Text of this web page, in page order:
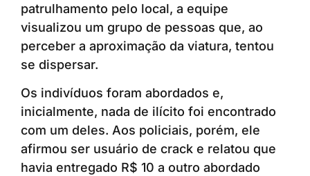
patrulhamento pelo local, a equipe
visualizou um grupo de pessoas que, ao
perceber a aproximação da viatura, tentou
se dispersar.
Os indivíduos foram abordados e,
inicialmente, nada de ilícito foi encontrado
com um deles. Aos policiais, porém, ele
afirmou ser usuário de crack e relatou que
havia entregado R$ 10 a outro abordado